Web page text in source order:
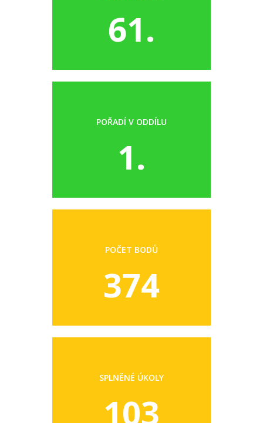
61.
POŘADÍ V ODDÍLU
1.
POČET BODŮ
374
SPLNĚNÉ ÚKOLY
103